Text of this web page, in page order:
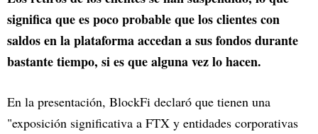
significa que es poco probable que los clientes con
saldos en la plataforma accedan a sus fondos durante
bastante tiempo, si es que alguna vez lo hacen.
En la presentación, BlockFi declaró que tienen una
"exposición significativa a FTX y entidades corporativas